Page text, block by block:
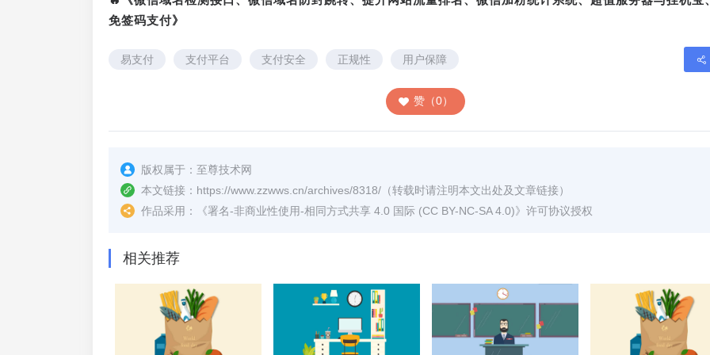
免签码支付》
易支付 支付平台 支付安全 正规性 用户保障
赞（0）
版权属于： 至尊技术网
本文链接： https://www.zzwws.cn/archives/8318/ （转载时请注明本文出处及文章链接）
作品采用：
《署名-非商业性使用-相同方式共享 4.0 国际 (CC BY-NC-SA 4.0)》许可协议授权
相关推荐